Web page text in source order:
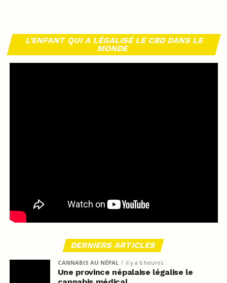
L’ENFANT QUI A LÉGALISÉ LE CBD DANS LE
MONDE
DERNIERS ARTICLES
CANNABIS AU NÉPAL il y a 6 heures
Une province népalaise légalise le